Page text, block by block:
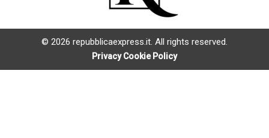
© 2026 repubblicaexpress.it. All rights reserved.
Privacy Cookie Policy